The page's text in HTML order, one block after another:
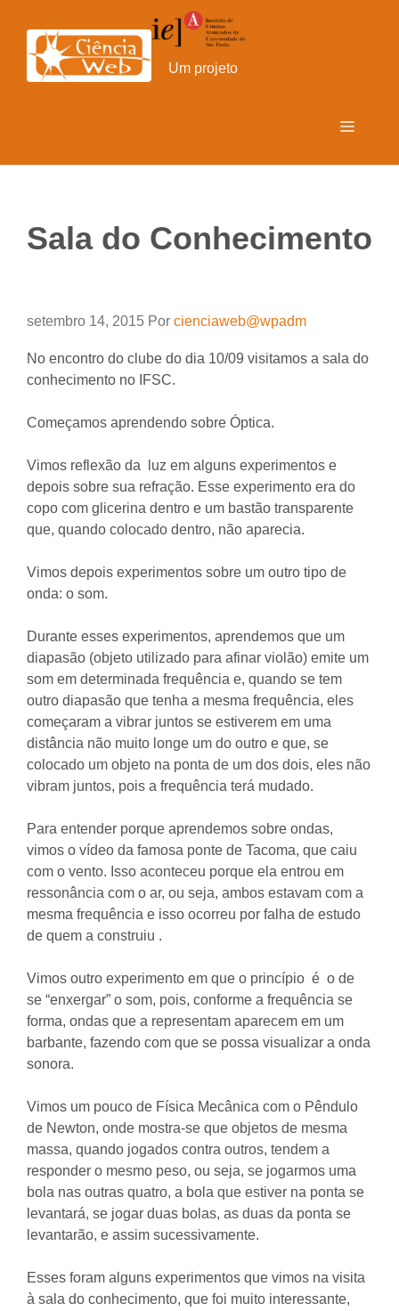
para
conteúdo
Um projeto
Menu
Sala do Conhecimento
setembro 14, 2015 Por cienciaweb@wpadm
No encontro do clube do dia 10/09 visitamos a sala do
conhecimento no IFSC.
Começamos aprendendo sobre Óptica.
Vimos reflexão da luz em alguns experimentos e
depois sobre sua refração. Esse experimento era do
copo com glicerina dentro e um bastão transparente
que, quando colocado dentro, não aparecia.
Vimos depois experimentos sobre um outro tipo de
onda: o som.
Durante esses experimentos, aprendemos que um
diapasão (objeto utilizado para afinar violão) emite um
som em determinada frequência e, quando se tem
outro diapasão que tenha a mesma frequência, eles
começaram a vibrar juntos se estiverem em uma
distância não muito longe um do outro e que, se
colocado um objeto na ponta de um dos dois, eles não
vibram juntos, pois a frequência terá mudado.
Para entender porque aprendemos sobre ondas,
vimos o vídeo da famosa ponte de Tacoma, que caiu
com o vento. Isso aconteceu porque ela entrou em
ressonância com o ar, ou seja, ambos estavam com a
mesma frequência e isso ocorreu por falha de estudo
de quem a construiu .
Vimos outro experimento em que o princípio é o de
se “enxergar” o som, pois, conforme a frequência se
forma, ondas que a representam aparecem em um
barbante, fazendo com que se possa visualizar a onda
sonora.
Vimos um pouco de Física Mecânica com o Pêndulo
de Newton, onde mostra-se que objetos de mesma
massa, quando jogados contra outros, tendem a
responder o mesmo peso, ou seja, se jogarmos uma
bola nas outras quatro, a bola que estiver na ponta se
levantará, se jogar duas bolas, as duas da ponta se
levantarão, e assim sucessivamente.
Esses foram alguns experimentos que vimos na visita
à sala do conhecimento, que foi muito interessante,